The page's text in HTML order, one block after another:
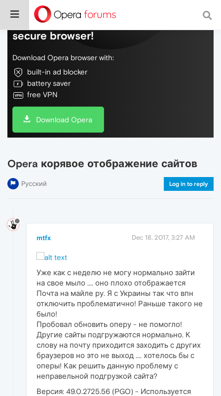
Do more on the web, with a fast and
secure browser!
Download Opera browser with:
built-in ad blocker
battery saver
free VPN
Download Opera
Opera корявое отображение сайтов
Русский Log in to reply
mtfx Dec 18, 2017, 3:27 AM
Уже как с неделю не могу нормально зайти
на свое мыло .... оно плохо отображается
Почта на майле ру. Я с Украины так что впн
отключить проблематично! Раньше такого не
было!
Пробовал обновить оперу - не помогло!
Другие сайты подгружаются нормально. К
слову на почту приходится заходить с других
браузеров но это не выход .... хотелось бы с
оперы! Как решить данную проблему с
неправельной подгрузкой сайта?
Версия: 49.0.2725.56 (PGO) - Используется